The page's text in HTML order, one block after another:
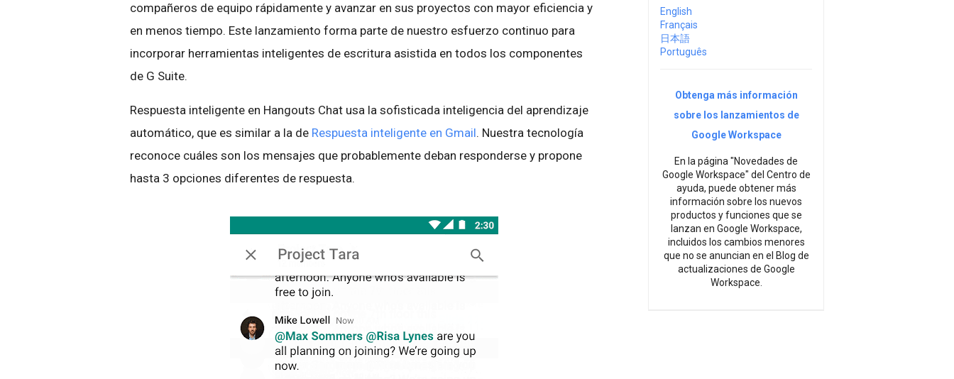
compañeros de equipo rápidamente y avanzar en sus proyectos con mayor eficiencia y
en menos tiempo. Este lanzamiento forma parte de nuestro esfuerzo continuo para
incorporar herramientas inteligentes de escritura asistida en todos los componentes
de G Suite.
Respuesta inteligente en Hangouts Chat usa la sofisticada inteligencia del aprendizaje
automático, que es similar a la de Respuesta inteligente en Gmail. Nuestra tecnología
reconoce cuáles son los mensajes que probablemente deban responderse y propone
hasta 3 opciones diferentes de respuesta.
English
Français
日本語
Português
Obtenga más información
sobre los lanzamientos de
Google Workspace
En la página "Novedades de
Google Workspace" del Centro de
ayuda, puede obtener más
información sobre los nuevos
productos y funciones que se
lanzan en Google Workspace,
incluidos los cambios menores
que no se anuncian en el Blog de
actualizaciones de Google
Workspace.